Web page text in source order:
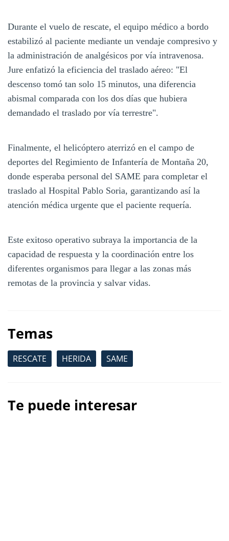
Durante el vuelo de rescate, el equipo médico a bordo
estabilizó al paciente mediante un vendaje compresivo y
la administración de analgésicos por vía intravenosa.
Jure enfatizó la eficiencia del traslado aéreo: "El
descenso tomó tan solo 15 minutos, una diferencia
abismal comparada con los dos días que hubiera
demandado el traslado por vía terrestre".
Finalmente, el helicóptero aterrizó en el campo de
deportes del Regimiento de Infantería de Montaña 20,
donde esperaba personal del SAME para completar el
traslado al Hospital Pablo Soria, garantizando así la
atención médica urgente que el paciente requería.
Este exitoso operativo subraya la importancia de la
capacidad de respuesta y la coordinación entre los
diferentes organismos para llegar a las zonas más
remotas de la provincia y salvar vidas.
Temas
RESCATE HERIDA SAME
Te puede interesar